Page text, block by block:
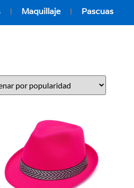
Maquillaje Pascuas